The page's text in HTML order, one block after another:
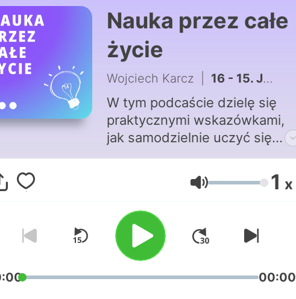
Nauka przez całe
życie
Wojciech Karcz 16 - 15. Jak technologia może pomóc w rozwiązaniu codziennych problemów?
W tym podcaście dzielę się
praktycznymi wskazówkami,
jak samodzielnie uczyć się
nowych umiejętności. Jeśli
zawsze chciałeś/aś nauczyć
się czegoś nowego, ale nie
wiesz jak, to tutaj znajdziesz
wszystkie odpowiedzi. Strona
internetowa podcastu:
www.wojciechkarcz.pl
Głośność 1 x
00:00